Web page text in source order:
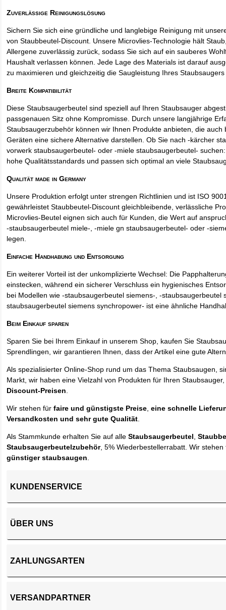
Zuverlässige Reinigungslösung
Sichern Sie sich eine gründliche und langlebige Reinigung mit
von Staubbeutel-Discount. Unsere Microvlies-Technologie hält
Allergene zuverlässig zurück, sodass Sie sich auf ein sauberes
Haushalt verlassen können. Jede Lage des Materials ist darauf
zu maximieren und gleichzeitig die Saugleistung Ihres
Breite Kompatibilität
Diese Staubsaugerbeutel sind speziell auf Ihren Staubsauger
passgenauen Sitz ohne Kompromisse. Durch unsere langjährige
Staubsaugerzubehör können wir Ihnen Produkte anbieten, die auch
Geräten eine sichere Alternative darstellen. Ob Sie nach -kärcher
vorwerk staubsaugerbeutel- oder -miele staubsaugerbeutel-
hohe Qualitätsstandards und passen sich optimal an viele
Qualität made in Germany
Unsere Produktion erfolgt unter strengen Richtlinien und ist ISO
gewährleistet Staubbeutel-Discount gleichbleibende, verlässliche
Microvlies-Beutel eignen sich auch für Kunden, die Wert auf
-staubsaugerbeutel miele-, -miele gn staubsaugerbeutel- oder -
legen.
Einfache Handhabung und Entsorgung
Ein weiterer Vorteil ist der unkomplizierte Wechsel: Die
einstecken, während ein sicherer Verschluss ein hygienisches
bei Modellen wie -staubsaugerbeutel siemens-, -staubsaugerbeutel
staubsaugerbeutel siemens synchropower- ist eine ähnliche
Beim Einkauf sparen
Sparen Sie bei Ihrem Einkauf in unserem Shop, kaufen Sie
Sprendlingen, wir garantieren Ihnen, dass der Artikel eine gute
Als spezialisierter Online-Shop rund um das Thema Staubsaugen,
Markt, wir haben eine Vielzahl von Produkten für Ihren
Discount-Preisen.
Wir stehen fürfaire und günstigste Preise,eine schnelle
Versandkosten und sehr gute Qualität.
Als Stammkunde erhalten Sie auf alleStaubsaugerbeutel,
Staubsaugerbeutelzubehör, 5% Wiederbestellerrabatt. Wir
günstiger staubsaugen.
KUNDENSERVICE
ÜBER UNS
ZAHLUNGSARTEN
VERSANDPARTNER